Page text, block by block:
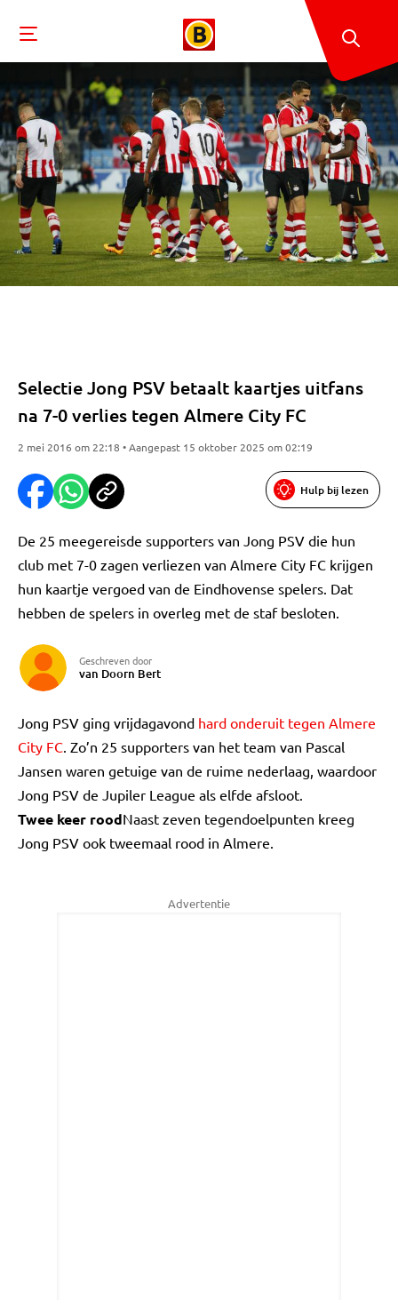
Selectie Jong PSV betaalt kaartjes uitfans
na 7-0 verlies tegen Almere City FC
2 mei 2016 om 22:18 • Aangepast 15 oktober 2025 om 02:19
Hulp bij lezen
De 25 meegereisde supporters van Jong PSV die hun
club met 7-0 zagen verliezen van Almere City FC krijgen
hun kaartje vergoed van de Eindhovense spelers. Dat
hebben de spelers in overleg met de staf besloten.
Geschreven door
van Doorn Bert
Jong PSV ging vrijdagavond hard onderuit tegen Almere
City FC. Zo’n 25 supporters van het team van Pascal
Jansen waren getuige van de ruime nederlaag, waardoor
Jong PSV de Jupiler League als elfde afsloot.
Twee keer roodNaast zeven tegendoelpunten kreeg
Jong PSV ook tweemaal rood in Almere.
Advertentie